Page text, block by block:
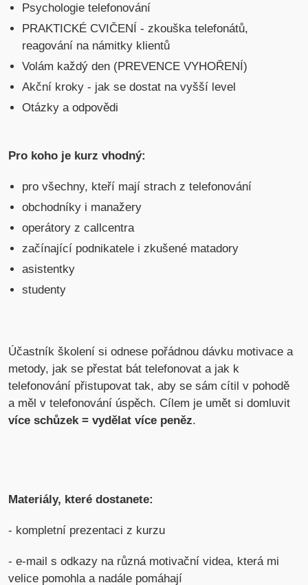
Psychologie telefonování
PRAKTICKÉ CVIČENÍ - zkouška telefonátů,
reagování na námitky klientů
Volám každý den (PREVENCE VYHOŘENÍ)
Akční kroky - jak se dostat na vyšší level
Otázky a odpovědi
Pro koho je kurz vhodný:
pro všechny, kteří mají strach z telefonování
obchodníky i manažery
operátory z callcentra
začínající podnikatele i zkušené matadory
asistentky
studenty
Účastník školení si odnese pořádnou dávku motivace a
metody, jak se přestat bát telefonovat a jak k
telefonování přistupovat tak, aby se sám cítil v pohodě
a měl v telefonování úspěch. Cílem je umět si domluvit
více schůzek = vydělat více peněz.
Materiály, které dostanete:
- kompletní prezentaci z kurzu
- e-mail s odkazy na různá motivační videa, která mi
velice pomohla a nadále pomáhají